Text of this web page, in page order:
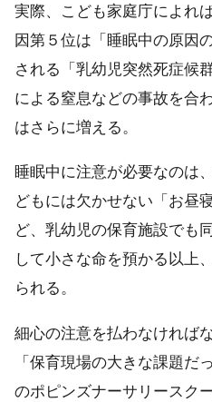
実際、こども家庭庁によれ
因第５位は「睡眠中の原因
される「乳幼児突然死症候
による窒息などの事故を合
はさらに増える。
睡眠中に注意が必要なのは
どもには欠かせない「お昼
ど、乳幼児の保育施設でも
して小さな命を預かる以上
られる。
細心の注意を払わなければ
「保育現場の大きな課題だ
のポピンズナーサリースク